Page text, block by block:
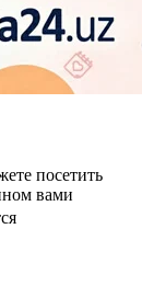
посетить
вами